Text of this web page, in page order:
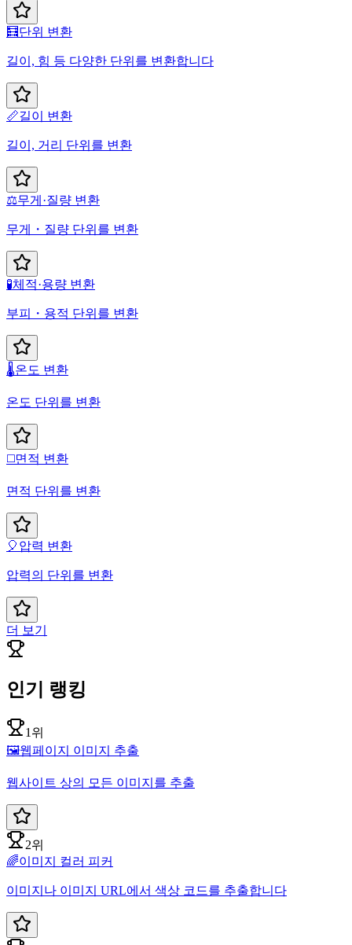
🧮단위 변환
길이, 힘 등 다양한 단위를 변환합니다
📏길이 변환
길이, 거리 단위를 변환
⚖️무게·질량 변환
무게・질량 단위를 변환
🧪체적·용량 변환
부피・용적 단위를 변환
🌡️온도 변환
온도 단위를 변환
◻️면적 변환
면적 단위를 변환
🎈 압력 변환
압력의 단위를 변환
더 보기
인기 랭킹
1위
🖼️웹페이지 이미지 추출
웹사이트 상의 모든 이미지를 추출
2위
🌈이미지 컬러 피커
이미지나 이미지 URL에서 색상 코드를 추출합니다